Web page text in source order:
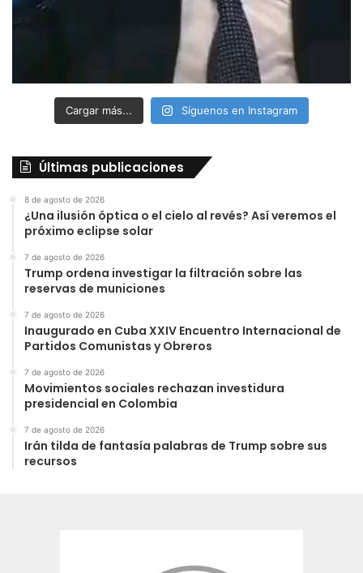
Cargar más... Síguenos en Instagram
Últimas publicaciones
8 de agosto de 2026
¿Una ilusión óptica o el cielo al revés? Así veremos el
próximo eclipse solar
7 de agosto de 2026
Trump ordena investigar la filtración sobre las
reservas de municiones
7 de agosto de 2026
Inaugurado en Cuba XXIV Encuentro Internacional de
Partidos Comunistas y Obreros
7 de agosto de 2026
Movimientos sociales rechazan investidura
presidencial en Colombia
7 de agosto de 2026
Irán tilda de fantasía palabras de Trump sobre sus
recursos